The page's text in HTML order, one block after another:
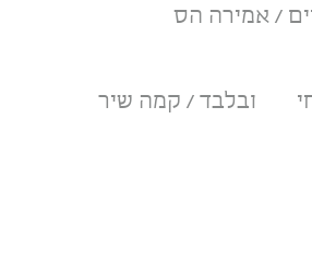
/ אמירה הס
ובלבד / קמה שיר